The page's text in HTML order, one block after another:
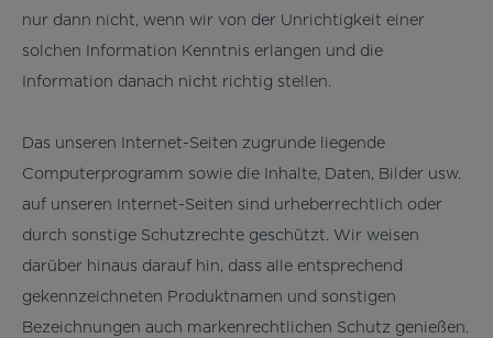
nur dann nicht, wenn wir von der Unrichtigkeit einer
solchen Information Kenntnis erlangen und die
Information danach nicht richtig stellen.
Das unseren Internet-Seiten zugrunde liegende
Computerprogramm sowie die Inhalte, Daten, Bilder usw.
auf unseren Internet-Seiten sind urheberrechtlich oder
durch sonstige Schutzrechte geschützt. Wir weisen
darüber hinaus darauf hin, dass alle entsprechend
gekennzeichneten Produktnamen und sonstigen
Bezeichnungen auch markenrechtlichen Schutz genießen.